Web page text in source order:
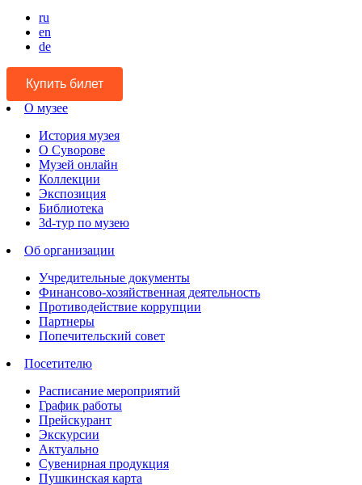
ru
en
de
Купить билет
О музее
История музея
О Суворове
Музей онлайн
Коллекции
Экспозиция
Библиотека
3d-тур по музею
Об организации
Учредительные документы
Финансово-хозяйственная деятельность
Противодействие коррупции
Партнеры
Попечительский совет
Посетителю
Расписание мероприятий
График работы
Прейскурант
Экскурсии
Актуально
Сувенирная продукция
Пушкинская карта